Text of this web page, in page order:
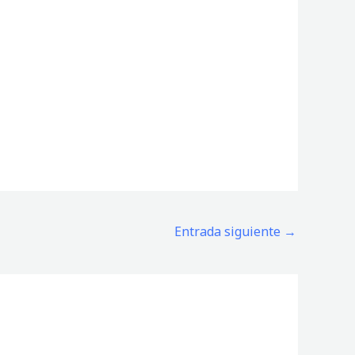
Entrada siguiente →